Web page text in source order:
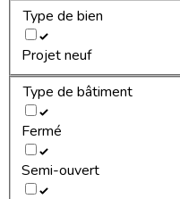
Type de bien
Projet neuf
Type de bâtiment
Fermé
Semi-ouvert